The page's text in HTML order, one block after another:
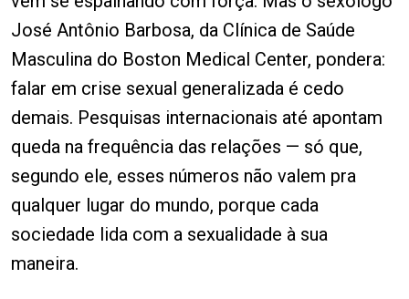
José Antônio Barbosa, da Clínica de Saúde
Masculina do Boston Medical Center, pondera:
falar em crise sexual generalizada é cedo
demais. Pesquisas internacionais até apontam
queda na frequência das relações — só que,
segundo ele, esses números não valem pra
qualquer lugar do mundo, porque cada
sociedade lida com a sexualidade à sua
maneira.